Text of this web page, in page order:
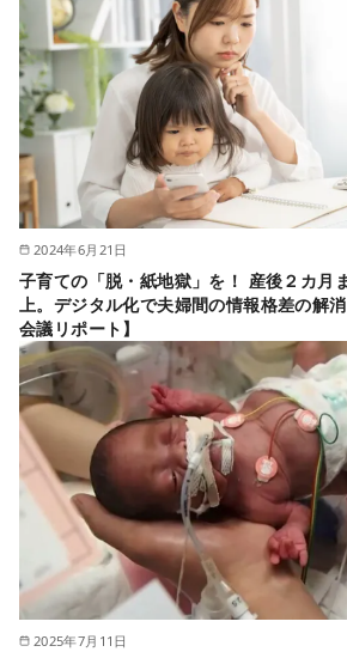
2024年6月21日
子育ての「脱・紙地獄」を！ 産後２カ月
上。デジタル化で夫婦間の情報格差の解
会議リポート】
2025年7月11日